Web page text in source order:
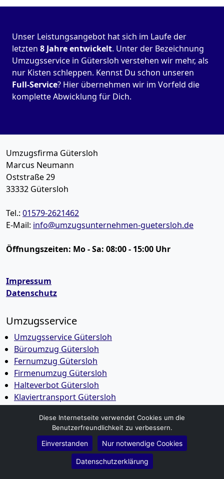
Unser Leistungsangebot hat sich im Laufe der
letzten 8 Jahreentwickelt. Unter der Bezeichnung
Umzugsservice in Gütersloh verstehen wir mehr, als
nur Kisten schleppen. Kennst Du schon unseren
Full-Service? Hier übernehmen wir im Vorfeld die
komplette Abwicklung für Dich.
Umzugsfirma Gütersloh
Marcus Neumann
Oststraße 29
33332 Gütersloh
Tel.: 01579-2621462
E-Mail: info@umzugsunternehmen-guetersloh.de
Öffnungszeiten: Mo - Sa: 08:00 - 15:00 Uhr
Impressum
Datenschutz
Umzugsservice
Umzugsservice Gütersloh
Büroumzug Gütersloh
Fernumzug Gütersloh
Firmenumzug Gütersloh
Halteverbot Gütersloh
Klaviertransport Gütersloh
Seniorenumzug Gütersloh
Wohnungsauflösung Gütersloh
Entsorgung Gütersloh
Kleintransporte Gütersloh
Möbeltaxi Gütersloh
Diese Internetseite verwendet Cookies um die
Benutzerfreundlichkeit zu verbessern.
Einverstanden Nur notwendige Cookies
Datenschutzerklärung